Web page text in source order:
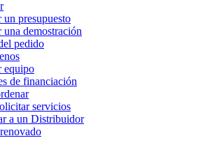
un presupuesto
una demostración
pedido
equipo
de financiación
servicios
a un Distribuidor